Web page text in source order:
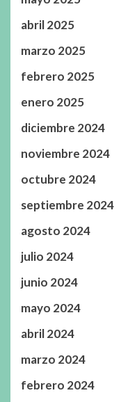
abril 2025
marzo 2025
febrero 2025
enero 2025
diciembre 2024
noviembre 2024
octubre 2024
septiembre 2024
agosto 2024
julio 2024
junio 2024
mayo 2024
abril 2024
marzo 2024
febrero 2024